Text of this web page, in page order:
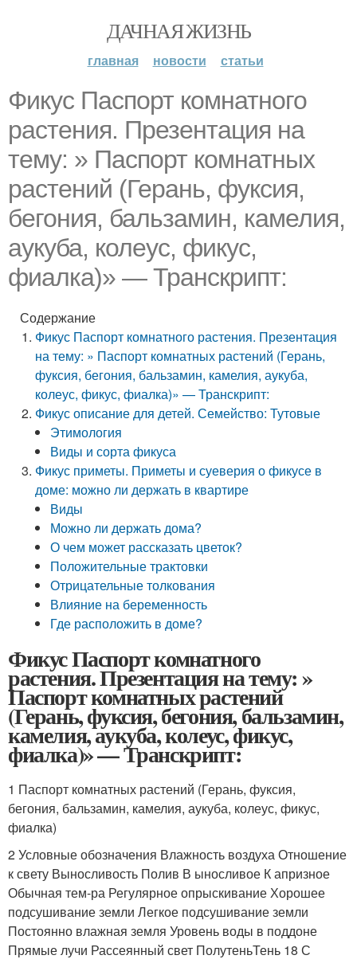
ДАЧНАЯ ЖИЗНЬ
главная новости статьи
Фикус Паспорт комнатного
растения. Презентация на
тему: » Паспорт комнатных
растений (Герань, фуксия,
бегония, бальзамин, камелия,
аукуба, колеус, фикус,
фиалка)» — Транскрипт:
Содержание
Фикус Паспорт комнатного растения. Презентация
на тему: » Паспорт комнатных растений (Герань,
фуксия, бегония, бальзамин, камелия, аукуба,
колеус, фикус, фиалка)» — Транскрипт:
Фикус описание для детей. Семейство: Тутовые
Этимология
Виды и сорта фикуса
Фикус приметы. Приметы и суеверия о фикусе в
доме: можно ли держать в квартире
Виды
Можно ли держать дома?
О чем может рассказать цветок?
Положительные трактовки
Отрицательные толкования
Влияние на беременность
Где расположить в доме?
Фикус Паспорт комнатного
растения. Презентация на тему: »
Паспорт комнатных растений
(Герань, фуксия, бегония, бальзамин,
камелия, аукуба, колеус, фикус,
фиалка)» — Транскрипт:
1 Паспорт комнатных растений (Герань, фуксия,
бегония, бальзамин, камелия, аукуба, колеус, фикус,
фиалка)
2 Условные обозначения Влажность воздуха Отношение
к свету Выносливость Полив В ыносливое К апризное
Обычная тем-ра Регулярное опрыскивание Хорошее
подсушивание земли Легкое подсушивание земли
Постоянно влажная земля Уровень воды в поддоне
Прямые лучи Рассеянный свет ПолутеньТень 18 С